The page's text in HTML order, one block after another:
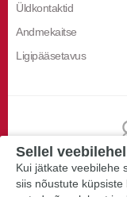
Üldkontaktid
Andmekaitse
Ligipääsetavus
Sellel
Kui jätkate veebilehe
siis nõustute küpsiste